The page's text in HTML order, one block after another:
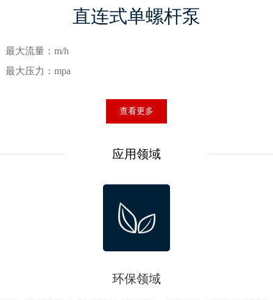
直连式单螺杆泵
最大流量：m/h
最大压力：mpa
查看更多
应用领域
环保领域